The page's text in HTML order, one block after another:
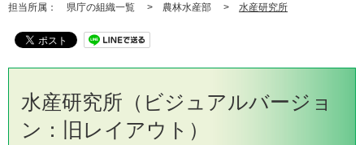
担当所属： 県庁の組織一覧 > 農林水産部 > 水産研究所
水産研究所（ビジュアルバージョ
ン：旧レイアウト）